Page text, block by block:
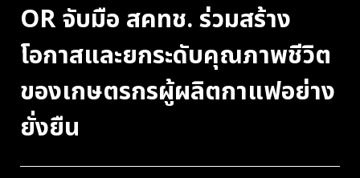
OR จับมือ สคทช. ร่วมสร้าง
โอกาสและยกระดับคุณภาพชีวิต
ของเกษตรกรผู้ผลิตกาแฟอย่าง
ยั่งยืน